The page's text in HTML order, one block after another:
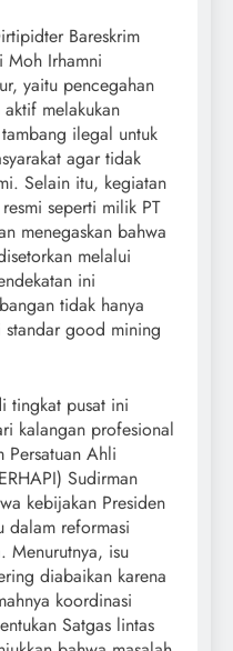
Bareskrim
Moh Irhamni
yaitu pencegahan
melakukan
ilegal untuk
agar tidak
Selain itu, kegiatan
seperti milik PT
menegaskan bahwa
melalui
ini
tidak hanya
good mining
tingkat pusat ini
kalangan profesional
Persatuan Ahli
Sudirman
kebijakan Presiden
dalam reformasi
Menurutnya, isu
diabaikan karena
koordinasi
Satgas lintas